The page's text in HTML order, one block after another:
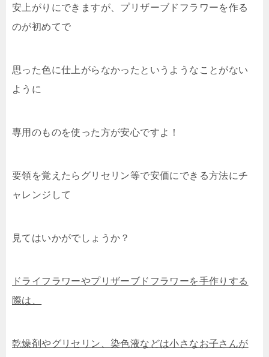
安上がりにできますが、プリザーブドフラワーを作る
のが初めてで
思った色に仕上がらなかったというようなことがない
ように
専用のものを使った方が安心ですよ！
要領を覚えたらグリセリン等で安価にできる方法にチ
ャレンジして
見てはいかがでしょうか？
ドライフラワーやプリザーブドフラワーを手作りする
際は、
乾燥剤やグリセリン、染色液などは小さなお子さんが